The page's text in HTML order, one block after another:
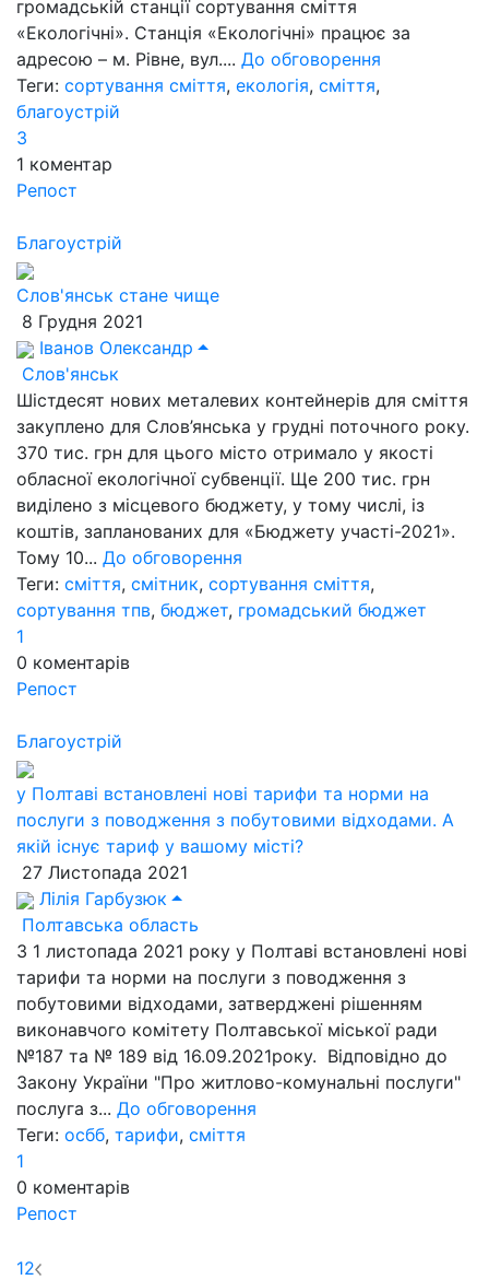
громадській станції сортування сміття
«Екологічні». Станція «Екологічні» працює за
адресою – м. Рівне, вул.... До обговорення
Теги: сортування сміття, екологія, сміття,
благоустрій
3
1 коментар
Репост
Благоустрій
Слов'янськ стане чище
8 Грудня 2021
Іванов Олександр
Слов'янськ
Шістдесят нових металевих контейнерів для сміття
закуплено для Слов’янська у грудні поточного року.
370 тис. грн для цього місто отримало у якості
обласної екологічної субвенції. Ще 200 тис. грн
виділено з місцевого бюджету, у тому числі, із
коштів, запланованих для «Бюджету участі-2021».
Тому 10... До обговорення
Теги: сміття, смітник, сортування сміття,
сортування тпв, бюджет, громадський бюджет
1
0 коментарів
Репост
Благоустрій
у Полтаві встановлені нові тарифи та норми на
послуги з поводження з побутовими відходами. А
якій існує тариф у вашому місті?
27 Листопада 2021
Лілія Гарбузюк
Полтавська область
З 1 листопада 2021 року у Полтаві встановлені нові
тарифи та норми на послуги з поводження з
побутовими відходами, затверджені рішенням
виконавчого комітету Полтавської міської ради
№187 та № 189 від 16.09.2021року. Відповідно до
Закону України "Про житлово-комунальні послуги"
послуга з... До обговорення
Теги: осбб, тарифи, сміття
1
0 коментарів
Репост
12